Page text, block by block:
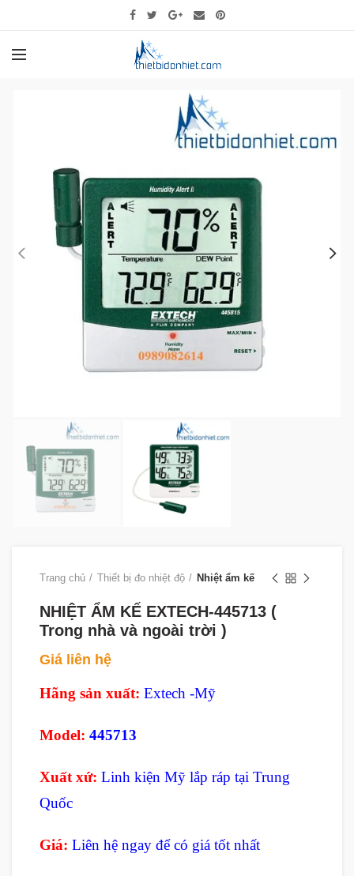
Trang chủ Thiết bị đo nhiệt độ Nhiệt ẩm kế
NHIỆT ẨM KẾ EXTECH-445713 (
Trong nhà và ngoài trời )
Giá liên hệ
Hãng sản xuất: Extech -Mỹ
Model: 445713
Xuất xứ: Linh kiện Mỹ lắp ráp tại Trung
Quốc
Giá: Liên hệ ngay để có giá tốt nhất